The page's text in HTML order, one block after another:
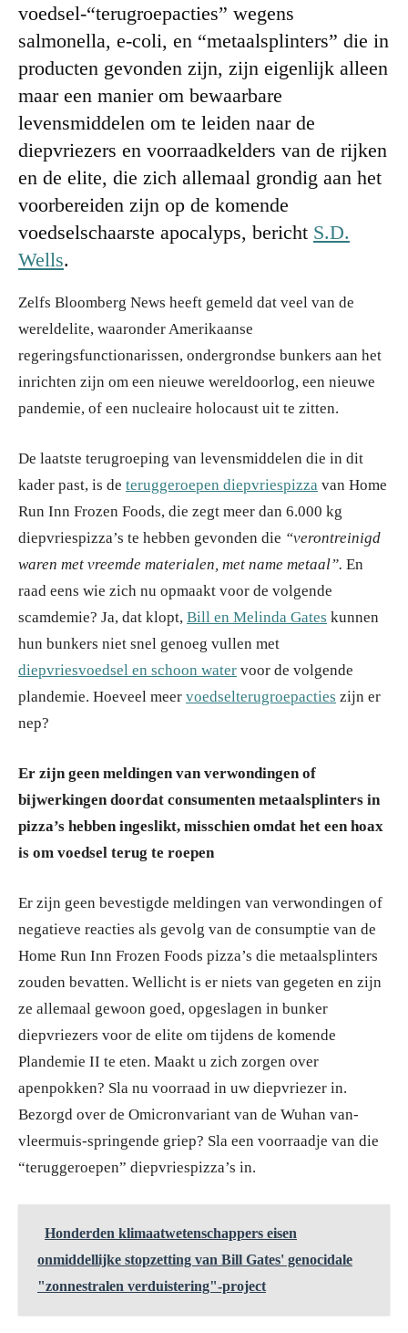
voedsel-“terugroepacties” wegens
salmonella, e-coli, en “metaalsplinters” die in
producten gevonden zijn, zijn eigenlijk alleen
maar een manier om bewaarbare
levensmiddelen om te leiden naar de
diepvriezers en voorraadkelders van de rijken
en de elite, die zich allemaal grondig aan het
voorbereiden zijn op de komende
voedselschaarste apocalyps, bericht S.D.
Wells.
Zelfs Bloomberg News heeft gemeld dat veel van de
wereldelite, waaronder Amerikaanse
regeringsfunctionarissen, ondergrondse bunkers aan het
inrichten zijn om een nieuwe wereldoorlog, een nieuwe
pandemie, of een nucleaire holocaust uit te zitten.
De laatste terugroeping van levensmiddelen die in dit
kader past, is de teruggeroepen diepvriespizza van Home
Run Inn Frozen Foods, die zegt meer dan 6.000 kg
diepvriespizza’s te hebben gevonden die “verontreinigd
waren met vreemde materialen, met name metaal”. En
raad eens wie zich nu opmaakt voor de volgende
scamdemie? Ja, dat klopt, Bill en Melinda Gates kunnen
hun bunkers niet snel genoeg vullen met
diepvriesvoedsel en schoon water voor de volgende
plandemie. Hoeveel meer voedselterugroepacties zijn er
nep?
Er zijn geen meldingen van verwondingen of
bijwerkingen doordat consumenten metaalsplinters in
pizza’s hebben ingeslikt, misschien omdat het een hoax
is om voedsel terug te roepen
Er zijn geen bevestigde meldingen van verwondingen of
negatieve reacties als gevolg van de consumptie van de
Home Run Inn Frozen Foods pizza’s die metaalsplinters
zouden bevatten. Wellicht is er niets van gegeten en zijn
ze allemaal gewoon goed, opgeslagen in bunker
diepvriezers voor de elite om tijdens de komende
Plandemie II te eten. Maakt u zich zorgen over
apenpokken? Sla nu voorraad in uw diepvriezer in.
Bezorgd over de Omicronvariant van de Wuhan van-
vleermuis-springende griep? Sla een voorraadje van die
“teruggeroepen” diepvriespizza’s in.
Honderden klimaatwetenschappers eisen
onmiddellijke stopzetting van Bill Gates' genocidale
"zonnestralen verduistering"-project